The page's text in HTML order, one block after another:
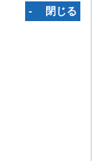
‐ 閉じる